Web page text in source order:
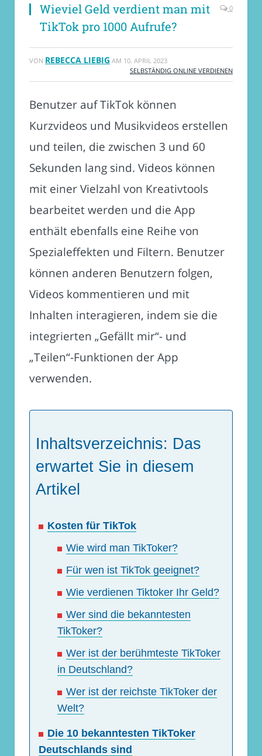
Wieviel Geld verdient man mit
TikTok pro 1000 Aufrufe?
0
VON REBECCA LIEBIG AM 10. APRIL 2023
SELBSTÄNDIG ONLINE VERDIENEN
Benutzer auf TikTok können
Kurzvideos und Musikvideos erstellen
und teilen, die zwischen 3 und 60
Sekunden lang sind. Videos können
mit einer Vielzahl von Kreativtools
bearbeitet werden und die App
enthält ebenfalls eine Reihe von
Spezialeffekten und Filtern. Benutzer
können anderen Benutzern folgen,
Videos kommentieren und mit
Inhalten interagieren, indem sie die
integrierten „Gefällt mir“- und
„Teilen“-Funktionen der App
verwenden.
Inhaltsverzeichnis: Das
erwartet Sie in diesem
Artikel
Kosten für TikTok
Wie wird man TikToker?
Für wen ist TikTok geeignet?
Wie verdienen Tiktoker Ihr Geld?
Wer sind die bekanntesten
TikToker?
Wer ist der berühmteste TikToker
in Deutschland?
Wer ist der reichste TikToker der
Welt?
Die 10 bekanntesten TikToker
Deutschlands sind